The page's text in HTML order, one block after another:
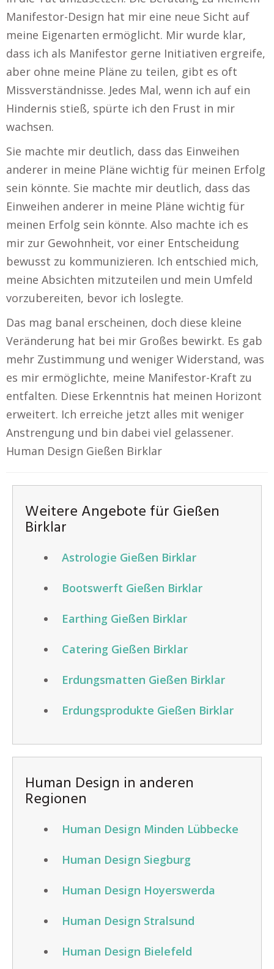
Manifestor-Design hat mir eine neue Sicht auf
meine Eigenarten ermöglicht. Mir wurde klar,
dass ich als Manifestor gerne Initiativen ergreife,
aber ohne meine Pläne zu teilen, gibt es oft
Missverständnisse. Jedes Mal, wenn ich auf ein
Hindernis stieß, spürte ich den Frust in mir
wachsen.
Sie machte mir deutlich, dass das Einweihen
anderer in meine Pläne wichtig für meinen Erfolg
sein könnte. Sie machte mir deutlich, dass das
Einweihen anderer in meine Pläne wichtig für
meinen Erfolg sein könnte. Also machte ich es
mir zur Gewohnheit, vor einer Entscheidung
bewusst zu kommunizieren. Ich entschied mich,
meine Absichten mitzuteilen und mein Umfeld
vorzubereiten, bevor ich loslegte.
Das mag banal erscheinen, doch diese kleine
Veränderung hat bei mir Großes bewirkt. Es gab
mehr Zustimmung und weniger Widerstand, was
es mir ermöglichte, meine Manifestor-Kraft zu
entfalten. Diese Erkenntnis hat meinen Horizont
erweitert. Ich erreiche jetzt alles mit weniger
Anstrengung und bin dabei viel gelassener.
Human Design Gießen Birklar
Weitere Angebote für Gießen
Birklar
Astrologie Gießen Birklar
Bootswerft Gießen Birklar
Earthing Gießen Birklar
Catering Gießen Birklar
Erdungsmatten Gießen Birklar
Erdungsprodukte Gießen Birklar
Human Design in anderen
Regionen
Human Design Minden Lübbecke
Human Design Siegburg
Human Design Hoyerswerda
Human Design Stralsund
Human Design Bielefeld